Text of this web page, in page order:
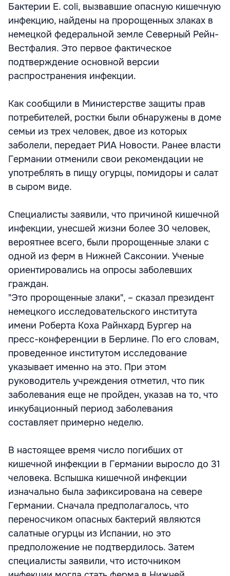
Бактерии E. coli, вызвавшие опасную кишечную
инфекцию, найдены на пророщенных злаках в
немецкой федеральной земле Северный Рейн-
Вестфалия. Это первое фактическое
подтверждение основной версии
распространения инфекции.
Как сообщили в Министерстве защиты прав
потребителей, ростки были обнаружены в доме
семьи из трех человек, двое из которых
заболели, передает РИА Новости. Ранее власти
Германии отменили свои рекомендации не
употреблять в пищу огурцы, помидоры и салат
в сыром виде.
Специалисты заявили, что причиной кишечной
инфекции, унесшей жизни более 30 человек,
вероятнее всего, были пророщенные злаки с
одной из ферм в Нижней Саксонии. Ученые
ориентировались на опросы заболевших
граждан.
"Это пророщенные злаки", – сказал президент
немецкого исследовательского института
имени Роберта Коха Райнхард Бургер на
пресс-конференции в Берлине. По его словам,
проведенное институтом исследование
указывает именно на это. При этом
руководитель учреждения отметил, что пик
заболевания еще не пройден, указав на то, что
инкубационный период заболевания
составляет примерно неделю.
В настоящее время число погибших от
кишечной инфекции в Германии выросло до 31
человека. Вспышка кишечной инфекции
изначально была зафиксирована на севере
Германии. Сначала предполагалось, что
переносчиком опасных бактерий являются
салатные огурцы из Испании, но это
предположение не подтвердилось. Затем
специалисты заявили, что источником